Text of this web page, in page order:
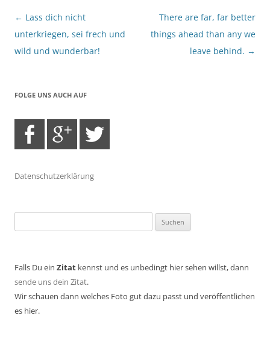
Beitragsnavigation
← Lass dich nicht
unterkriegen, sei frech und
wild und wunderbar!
There are far, far better
things ahead than any we
leave behind. →
FOLGE UNS AUCH AUF
Datenschutzerklärung
nach:
Falls Du ein Zitat kennst und es unbedingt hier sehen willst, dann
sende uns dein Zitat.
Wir schauen dann welches Foto gut dazu passt und veröffentlichen
es hier.